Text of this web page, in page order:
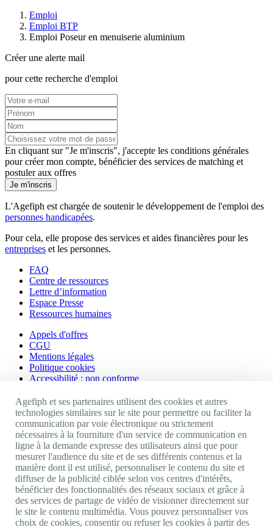
Emploi
Emploi BTP
Emploi Poseur en menuiserie aluminium
Créer une alerte mail
pour cette recherche d'emploi
En cliquant sur "Je m'inscris", j'accepte les conditions générales
pour créer mon compte, bénéficier des services de matching et
postuler aux offres
Je m'inscris
L'Agefiph est chargée de soutenir le développement de l'emploi des
personnes handicapées.
Pour cela, elle propose des services et aides financières pour les
entreprises et les personnes.
FAQ
Centre de ressources
Lettre d’information
Espace Presse
Ressources humaines
Appels d'offres
CGU
Mentions légales
Politique cookies
Accessibilité : non conforme
Nos autres sites
Site portail Agefiph
Activateur de progrès
Handinnov
Innovation et recherche
Université du RRH
Service AppuiPro
Nous suivre
Agefiph et ses partenaires utilisent des cookies et autres
technologies similaires sur le site pour permettre ou faciliter la
communication par voie électronique ou strictement
nécessaires à la fourniture d'un service de communication en
ligne à la demande expresse des utilisateurs ainsi que pour
mesurer l'audience du site et de ses différents contenus et la
manière dont il est utilisé, personnaliser le contenu du site et
diffuser de la publicité ciblée selon vos centres d'intérêts,
bénéficier des fonctionnalités des réseaux sociaux et grâce à
des services de partage de vidéo de visionner directement sur
le site le contenu multimédia. Vous pouvez personnaliser vos
choix de cookies, consentir ou refuser les cookies à partir des